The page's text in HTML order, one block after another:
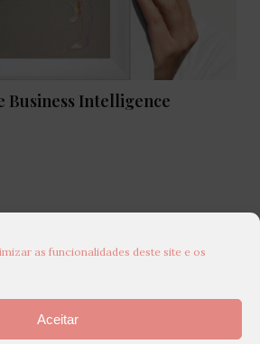
as funcionalidades deste site e os
Aceitar
Business Intelligence